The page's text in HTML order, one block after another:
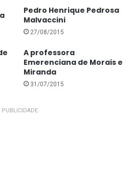
Ele havia se mudado para
quatro anos, ou seja,
DEPOIS DA PUBLICIDADE
Pedro Henrique Pedrosa
Malvaccini
27/08/2015
A professora
Emerenciana de Morais e
Miranda
31/07/2015
PUBLICIDADE